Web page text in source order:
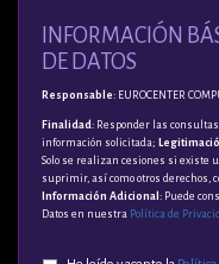
INFORMACIÓN
DE DATOS
Responsable: EUROCENTER
Finalidad : Responder las
información solicitada;
Solo se realizan cesiones si existe
suprimir, así como otros derechos,
Información Adicional : Puede
Datos en nuestra Política de